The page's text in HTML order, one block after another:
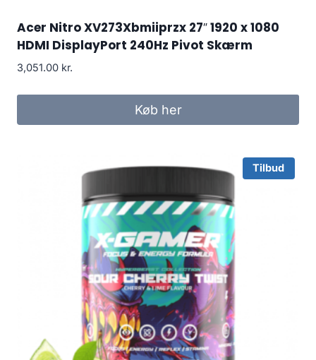
Acer Nitro XV273Xbmiiprzx 27″ 1920 x 1080
HDMI DisplayPort 240Hz Pivot Skærm
3,051.00 kr.
Køb her
Tilbud